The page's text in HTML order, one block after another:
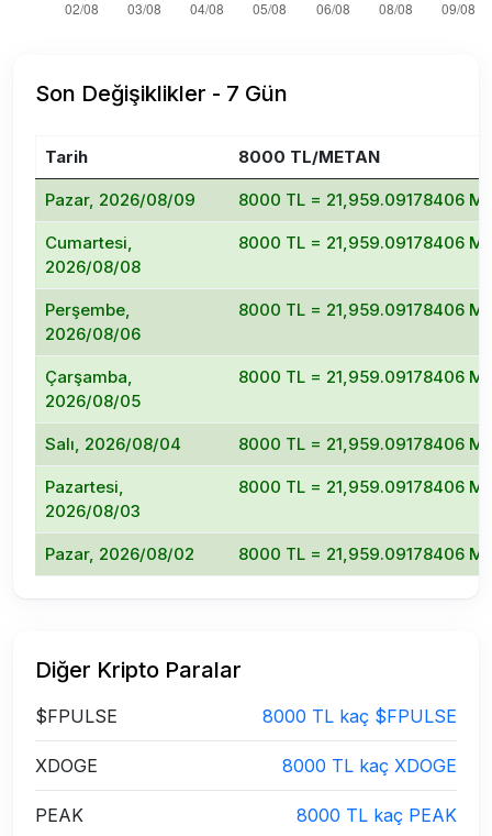
Son Değişiklikler - 7 Gün
Tarih 8000 TL/METAN
Pazar, 2026/08/09 8000 TL = 21,959.09178406
Cumartesi,
2026/08/08
8000 TL = 21,959.09178406
Perşembe,
2026/08/06
8000 TL = 21,959.09178406
Çarşamba,
2026/08/05
8000 TL = 21,959.09178406
Salı, 2026/08/04 8000 TL = 21,959.09178406
Pazartesi,
2026/08/03
8000 TL = 21,959.09178406
Pazar, 2026/08/02 8000 TL = 21,959.09178406
Diğer Kripto Paralar
$FPULSE 8000 TL kaç $FPULSE
XDOGE 8000 TL kaç XDOGE
PEAK 8000 TL kaç PEAK